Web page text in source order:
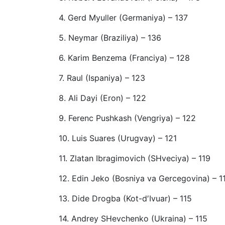
4. Gerd Myuller (Germaniya) – 137
5. Neymar (Braziliya) – 136
6. Karim Benzema (Franciya) – 128
7. Raul (Ispaniya) – 123
8. Ali Dayi (Eron) – 122
9. Ferenc Pushkash (Vengriya) – 122
10. Luis Suares (Urugvay) – 121
11. Zlatan Ibragimovich (SHveciya) – 119
12. Edin Jeko (Bosniya va Gercegovina) –
13. Dide Drogba (Kot-d′Ivuar) – 115
14. Andrey SHevchenko (Ukraina) – 115